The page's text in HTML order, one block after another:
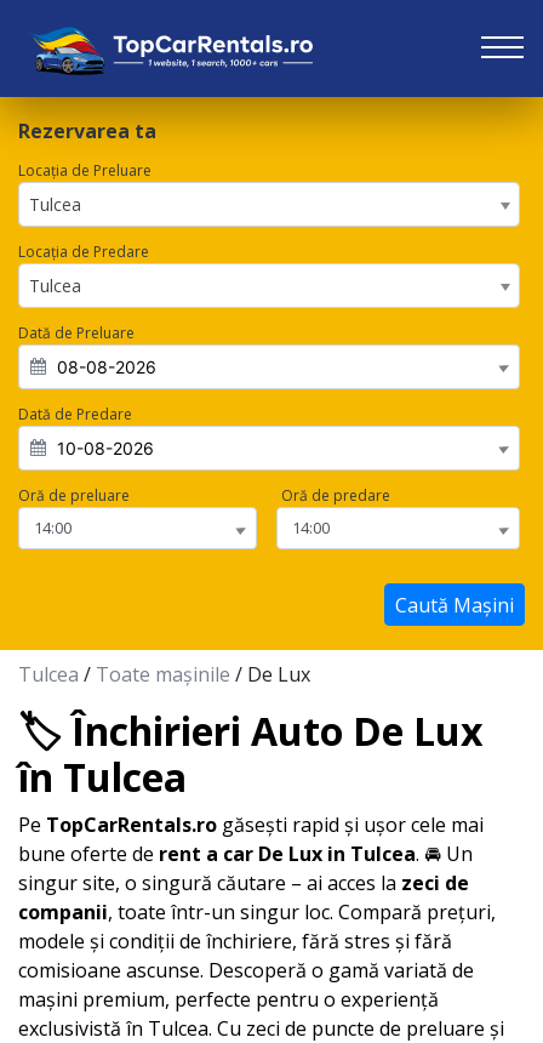
Rezervarea ta
Locația de Preluare
Tulcea
Locația de Predare
Tulcea
Dată de Preluare
Dată de Predare
Oră de preluare Oră de predare
Caută Mașini
Tulcea / Toate mașinile / De Lux
🏷️ Închirieri Auto De Lux
în Tulcea
Pe TopCarRentals.ro găsești rapid și ușor cele mai
bune oferte de rent a car De Lux in Tulcea. 🚘 Un
singur site, o singură căutare – ai acces la zeci de
companii, toate într-un singur loc. Compară prețuri,
modele și condiții de închiriere, fără stres și fără
comisioane ascunse. Descoperă o gamă variată de
mașini premium, perfecte pentru o experiență
exclusivistă în Tulcea. Cu zeci de puncte de preluare și